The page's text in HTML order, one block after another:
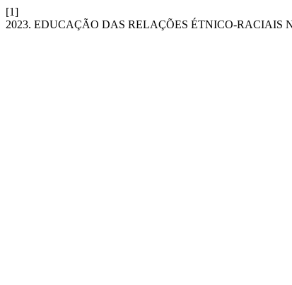
[1]
2023. EDUCAÇÃO DAS RELAÇÕES ÉTNICO-RACIAIS